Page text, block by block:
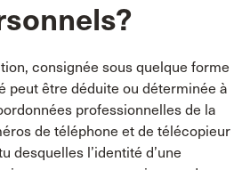
consignée sous quelque forme
peut être déduite ou déterminée à
professionnelles de la
de téléphone et de télécopieur
desquelles l’identité d’une